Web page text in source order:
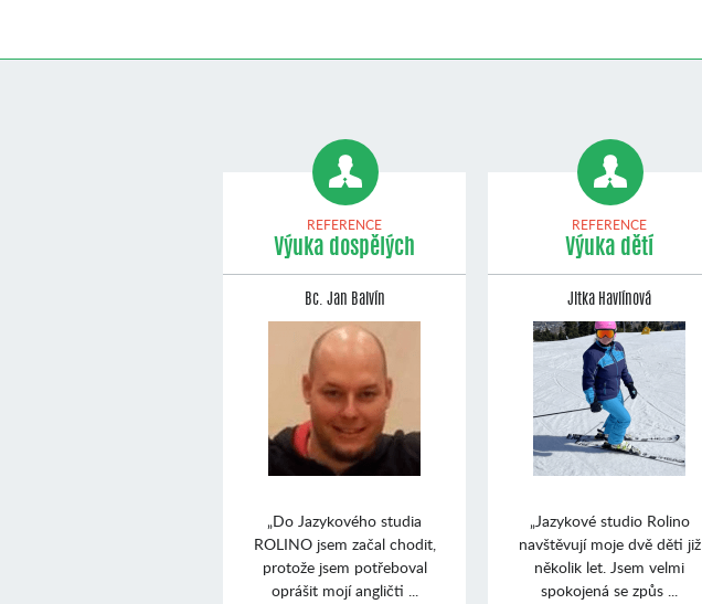
REFERENCE
Výuka dospělých
Bc. Jan Balvín
„Do Jazykového studia
ROLINO jsem začal chodit,
protože jsem potřeboval
oprášit mojí angličti ...
REFERENCE
Výuka dětí
Jitka Havlínová
„Jazykové studio Rolino
navštěvují moje dvě děti již
několik let. Jsem velmi
spokojená se způs ...